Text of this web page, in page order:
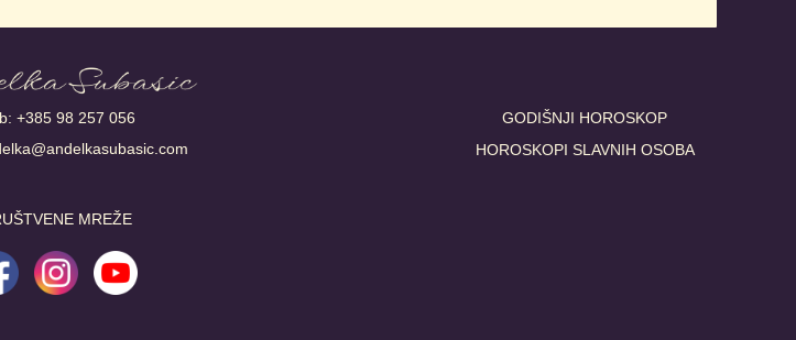
GODIŠNJI HOROSKOP
HOROSKOPI SLAVNIH OSOBA
+385 98 257 056
MREŽE